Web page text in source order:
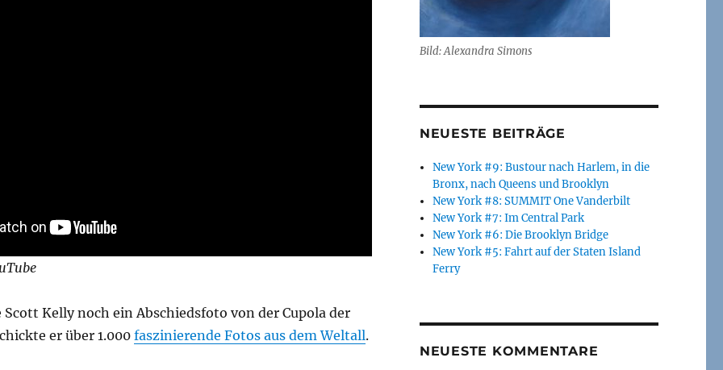
Kelly noch ein Abschiedsfoto von der Cupola der
er über 1.000 faszinierende Fotos aus dem Weltall.
Bild: Alexandra Simons
NEUESTE BEITRÄGE
New York #9: Bustour nach Harlem, in die
Bronx, nach Queens und Brooklyn
New York #8: SUMMIT One Vanderbilt
New York #7: Im Central Park
New York #6: Die Brooklyn Bridge
New York #5: Fahrt auf der Staten Island
Ferry
NEUESTE KOMMENTARE